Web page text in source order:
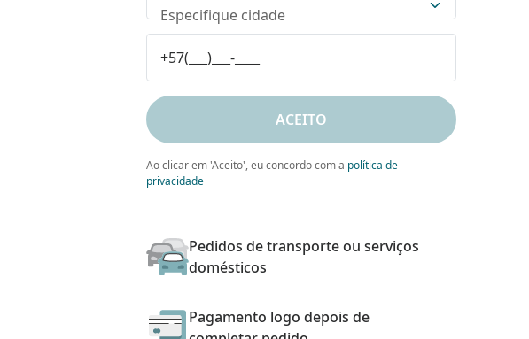
Especifique cidade
ACEITO
Ao clicar em 'Aceito', eu concordo com a política de
privacidade
Pedidos de transporte ou serviços
domésticos
Pagamento logo depois de